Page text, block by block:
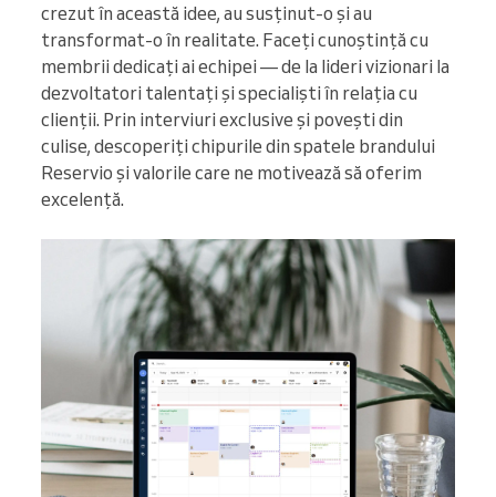
crezut în această idee, au susținut-o și au
transformat-o în realitate. Faceți cunoștință cu
membrii dedicați ai echipei — de la lideri vizionari la
dezvoltatori talentați și specialiști în relația cu
clienții. Prin interviuri exclusive și povești din
culise, descoperiți chipurile din spatele brandului
Reservio și valorile care ne motivează să oferim
excelență.